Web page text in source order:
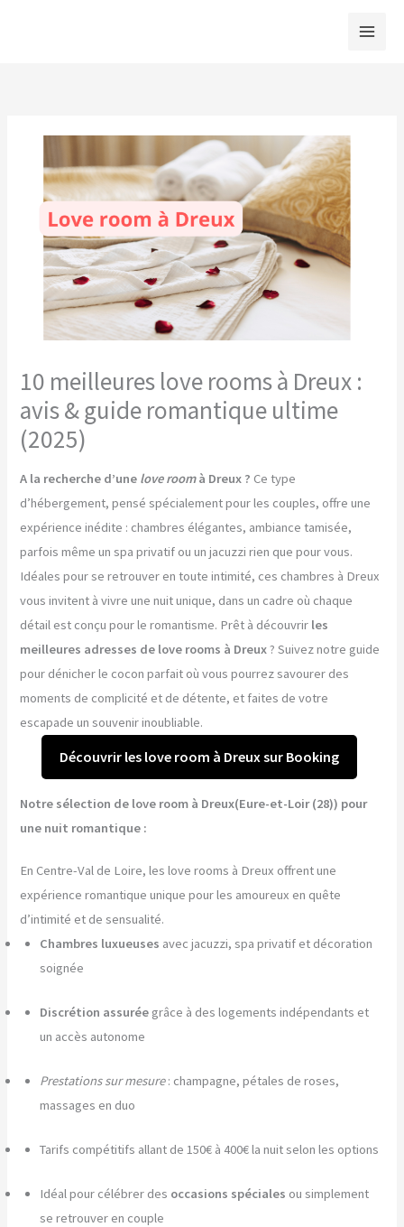
10 meilleures love rooms à Dreux :
avis & guide romantique ultime
(2025)
A la recherche d’une love roomà Dreux ? Ce type
d’hébergement, pensé spécialement pour les couples, offre une
expérience inédite : chambres élégantes, ambiance tamisée,
parfois même un spa privatif ou un jacuzzi rien que pour vous.
Idéales pour se retrouver en toute intimité, ces chambres à Dreux
vous invitent à vivre une nuit unique, dans un cadre où chaque
détail est conçu pour le romantisme. Prêt à découvrir les
meilleures adresses de love rooms à Dreux? Suivez notre guide
pour dénicher le cocon parfait où vous pourrez savourer des
moments de complicité et de détente, et faites de votre
escapade un souvenir inoubliable.
Découvrir les love room à Dreux sur Booking
Notre sélection de love room à Dreux(Eure-et-Loir (28)) pour
une nuit romantique :
En Centre-Val de Loire, les love rooms à Dreux offrent une
expérience romantique unique pour les amoureux en quête
d’intimité et de sensualité.
Chambres luxueuses avec jacuzzi, spa privatif et décoration
soignée
Discrétion assurée grâce à des logements indépendants et
un accès autonome
Prestations sur mesure: champagne, pétales de roses,
massages en duo
Tarifs compétitifs allant de 150€ à 400€ la nuit selon les options
Idéal pour célébrer des occasions spéciales ou simplement
se retrouver en couple